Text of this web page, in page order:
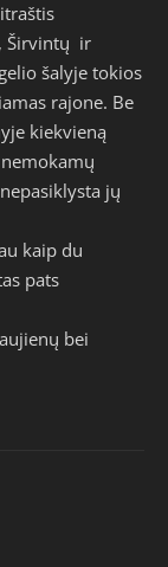
Širvintų ir
šalyje tokios
rajone. Be
kiekvieną
jų
kaip du
pats
bei